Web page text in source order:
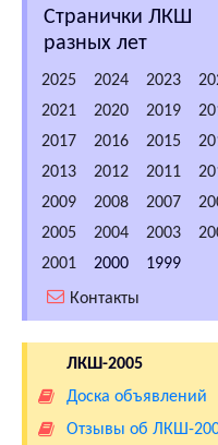
Странички ЛКШ
разных лет
2025 2024 2023
2021
2020 2019
2017
2016 2015
2013
2012 2011
2009
2008 2007
2005
2004 2003
2001
2000
1999
Контакты
ЛКШ-2005
Доска объявлений
Отзывы об ЛКШ-